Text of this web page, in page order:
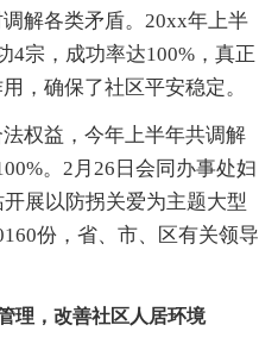
解各类矛盾。20xx年上半
4宗，成功率达100%，真正
，确保了社区平安稳定。
权益，今年上半年共调解
。2月26日会同办事处妇
展以防拐关爱为主题大型
份，省、市、区有关领导
理，改善社区人居环境